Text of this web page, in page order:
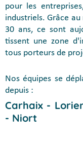
pour les
industriels. Grâce
30 ans, ce sont
tissent une zone
tous porteurs de
Nos équipes se
depuis :
Carhaix -
- Niort